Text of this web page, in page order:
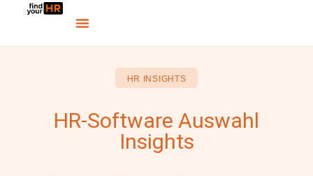
HR INSIGHTS
HR-Software Auswahl
Insights